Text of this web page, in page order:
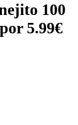
100
5.99€